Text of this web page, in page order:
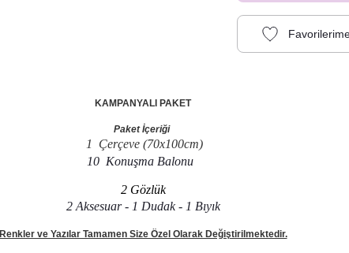
KAMPANYALI PAKET
Paket İçeriği
1 Çerçeve (70x100cm)
10 Konuşma Balonu
2 Gözlük
2 Aksesuar - 1 Dudak - 1 Bıyık
Renkler ve Yazılar Tamamen Size Özel Olarak Değiştirilmektedir.